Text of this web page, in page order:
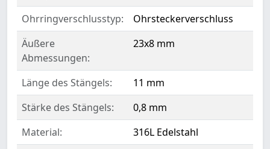
Ohrringverschlusstyp:
Ohrsteckerverschluss
Äußere
Abmessungen:
23x8 mm
Länge des Stängels:
11 mm
Stärke des Stängels:
0,8 mm
Material:
316L Edelstahl